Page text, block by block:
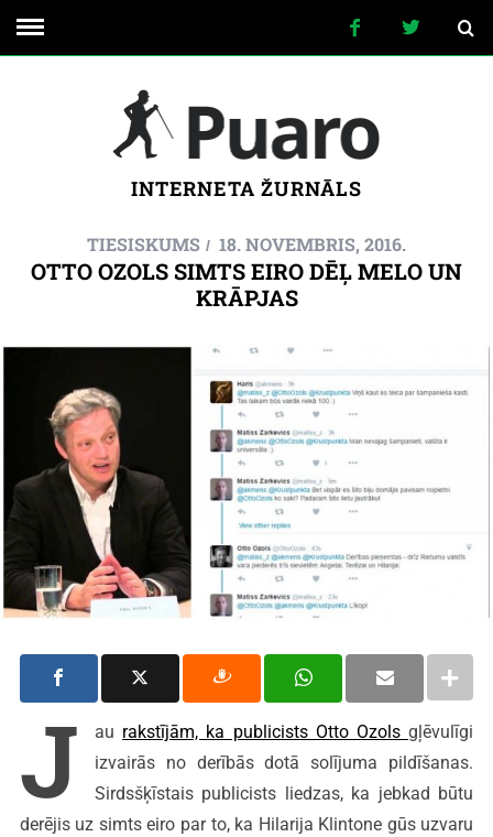
INTERNETA ŽURNĀLS
TIESISKUMS 18. NOVEMBRIS, 2016.
OTTO OZOLS SIMTS EIRO DĒĻ MELO UN
KRĀPJAS
J au rakstījām, ka publicists Otto Ozolsgļēvulīgi
izvairās no derībās dotā solījuma pildīšanas.
Sirdsšķīstais publicists liedzas, ka jebkad būtu
derējis uz simts eiro par to, ka Hilarija Klintone gūs uzvaru